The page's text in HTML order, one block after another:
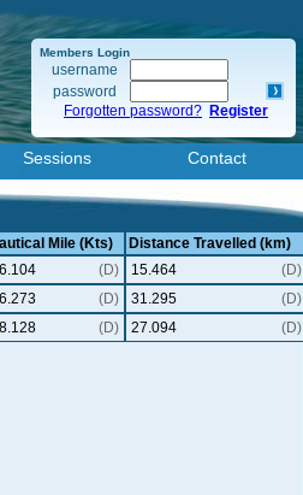
Members Login
username
password
Forgotten password? Register
Sessions Contact
Mile (Kts)
Distance Travelled (km)
(D) 15.464
(D)
(D) 31.295
(D)
(D) 27.094
(D)